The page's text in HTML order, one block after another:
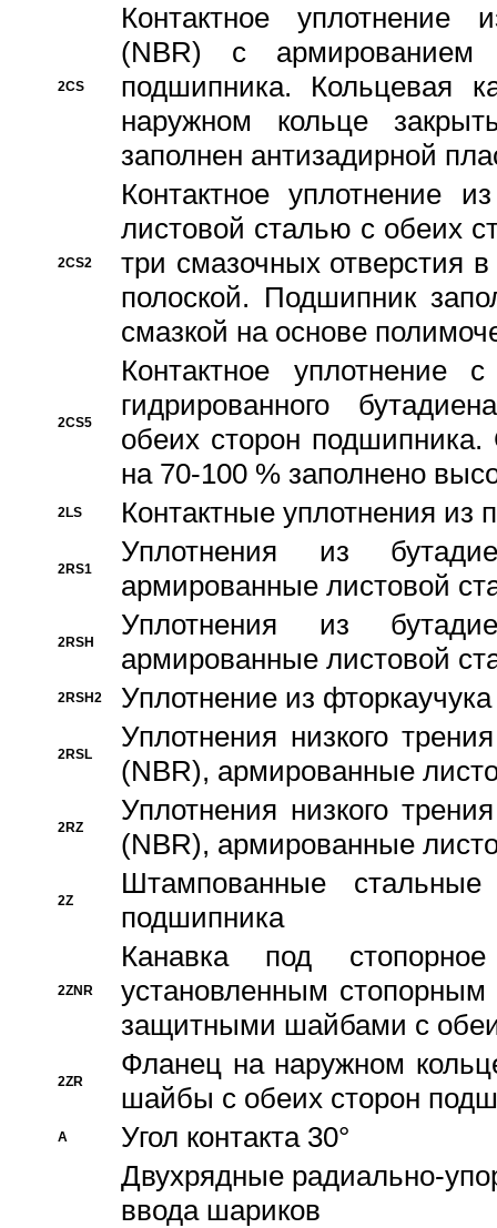
2CS
Контактное уплотнение
(NBR) с
подшипника. Кольцевая
наружном кольце
заполнен антизадирной
2CS2
Контактное уплотнение
листовой сталью с обеих
три смазочных отверстия
полоской. Подшипник
смазкой на основе
2CS5
Контактное уплотнение
гидрированного
обеих сторон
на 70-100 % заполнено
2LS Контактные уплотнения из
2RS1
Уплотнения из
армированные листовой
2RSH
Уплотнения из
армированные листовой
2RSH2 Уплотнение из
2RSL
Уплотнения низкого
(NBR), армированные
2RZ
Уплотнения низкого
(NBR), армированные
2Z
Штампованные
подшипника
2ZNR
Канавка под
установленным
защитными шайбами с
2ZR
Фланец на наружном
шайбы с обеих сторон
A
Угол контакта 30°
Двухрядные радиально-
ввода шариков